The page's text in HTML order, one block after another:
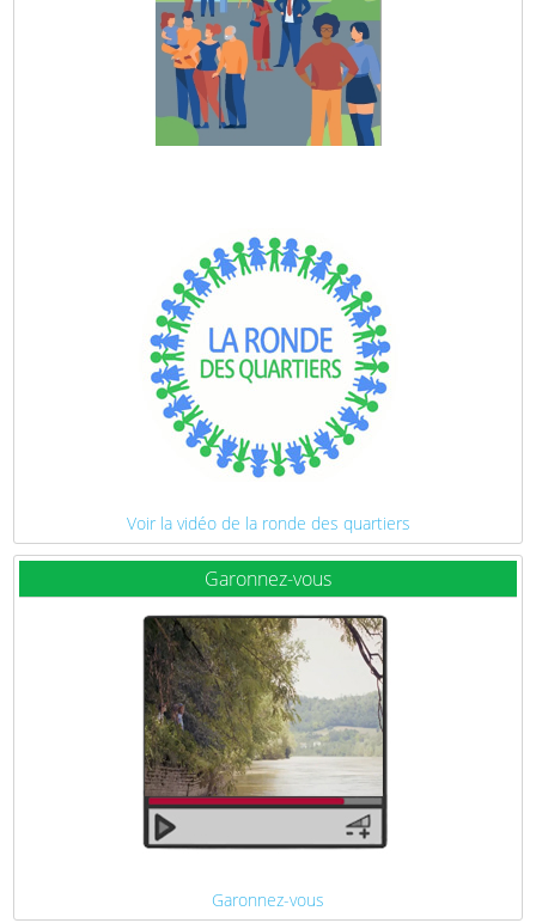
Voir la vidéo de la ronde des quartiers
Garonnez-vous
Garonnez-vous